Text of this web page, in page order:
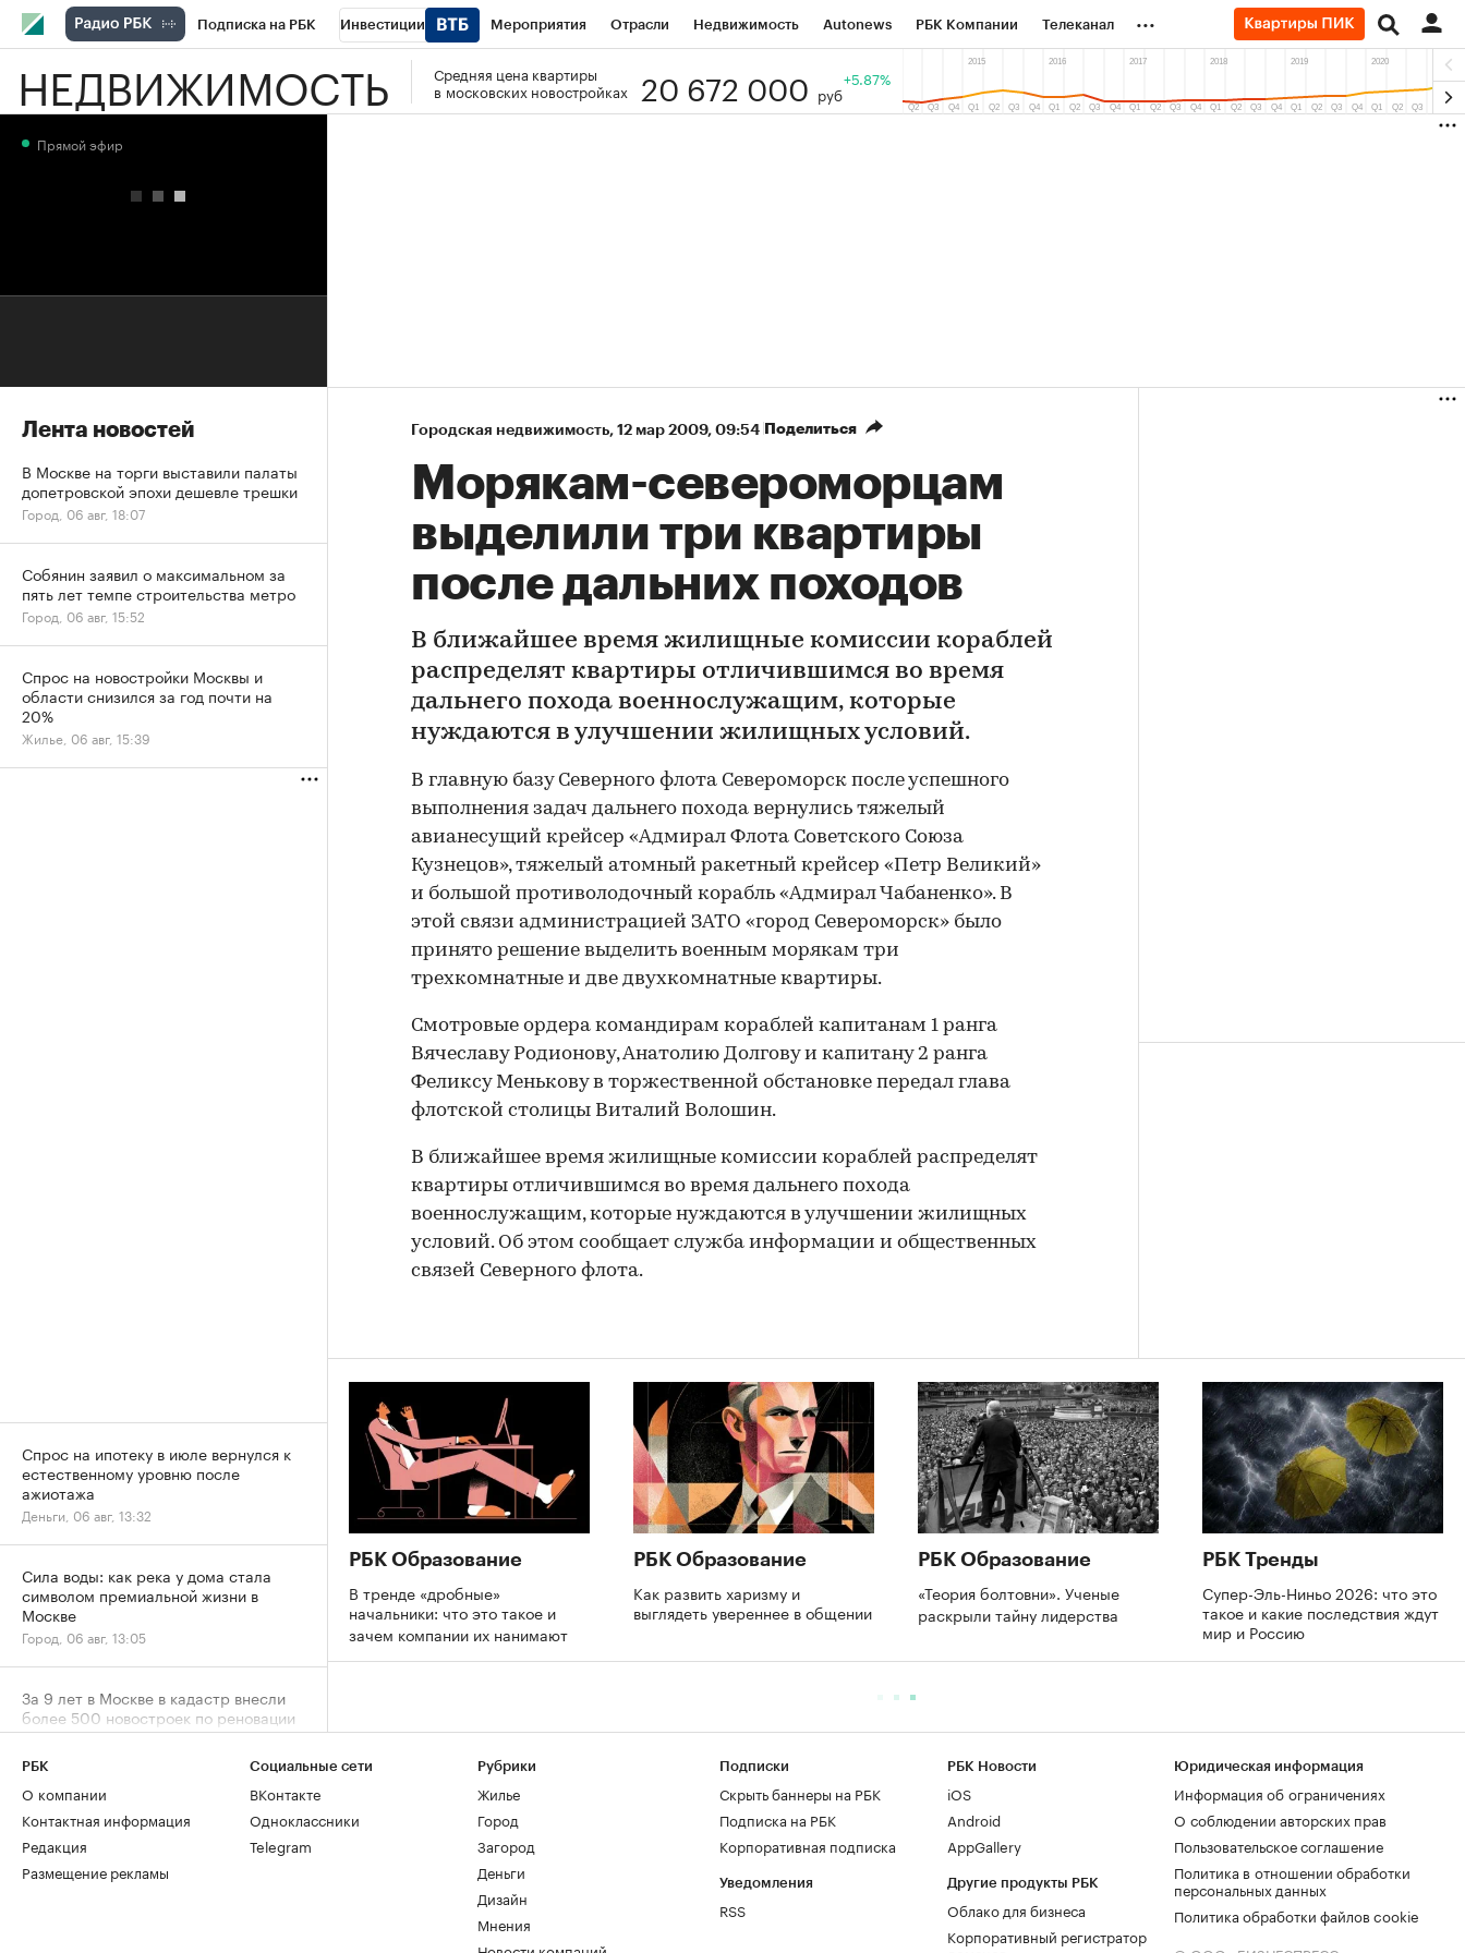
Подписка на РБК Инвестиции Мероприятия Отрасли Недвижимость Autonews РБК Компании Телеканал
РБК Вино Спорт Школа управления РБК РБК Образование Тренды
...
НЕДВИЖИМОСТЬ
Средняя цена квартиры
в московских новостройках
20 672 000 руб
+5.87%
Городская недвижимость⁠, 12 мар 2009, 09:54 Поделиться
Морякам-североморцам
выделили три квартиры
после дальних походов
В ближайшее время жилищные комиссии кораблей
распределят квартиры отличившимся во время
дальнего похода военнослужащим, которые
нуждаются в улучшении жилищных условий.
В главную базу Северного флота Североморск после успешного
выполнения задач дальнего похода вернулись тяжелый
авианесущий крейсер «Адмирал Флота Советского Союза
Кузнецов», тяжелый атомный ракетный крейсер «Петр Великий»
и большой противолодочный корабль «Адмирал Чабаненко». В
этой связи администрацией ЗАТО «город Североморск» было
принято решение выделить военным морякам три
трехкомнатные и две двухкомнатные квартиры.
Смотровые ордера командирам кораблей капитанам 1 ранга
Вячеславу Родионову, Анатолию Долгову и капитану 2 ранга
Феликсу Менькову в торжественной обстановке передал глава
флотской столицы Виталий Волошин.
В ближайшее время жилищные комиссии кораблей распределят
квартиры отличившимся во время дальнего похода
военнослужащим, которые нуждаются в улучшении жилищных
условий. Об этом сообщает служба информации и общественных
связей Северного флота.
РБК Образование
В тренде «дробные»
начальники: что это такое и
зачем компании их нанимают
РБК Образование
Как развить харизму и
выглядеть увереннее в общении
РБК Образование
«Теория болтовни». Ученые
раскрыли тайну лидерства
РБК Тренды
Супер-Эль-Ниньо 2026: что это
такое и какие последствия ждут
мир и Россию
Прямой эфир
Лента новостей
В Москве на торги выставили палаты
допетровской эпохи дешевле трешки
Город, 06 авг, 18:07
Собянин заявил о максимальном за
пять лет темпе строительства метро
Город, 06 авг, 15:52
Спрос на новостройки Москвы и
области снизился за год почти на
20%
Жилье, 06 авг, 15:39
Спрос на ипотеку в июле вернулся к
естественному уровню после
ажиотажа
Деньги, 06 авг, 13:32
Сила воды: как река у дома стала
символом премиальной жизни в
Москве
Город, 06 авг, 13:05
За 9 лет в Москве в кадастр внесли
более 500 новостроек по реновации
Город, 06 авг, 12:25
От каких материалов при ремонте
дома стоит отказаться в 2026 году
Дизайн, 06 авг, 11:47
РБК
О компании
Контактная информация
Редакция
Размещение рекламы
Социальные сети
ВКонтакте
Одноклассники
Telegram
Рубрики
Жилье
Город
Загород
Деньги
Дизайн
Мнения
Подписки
Скрыть баннеры на РБК
Подписка на РБК
Корпоративная подписка
Уведомления
RSS
РБК Новости
iOS
Android
AppGallery
Другие продукты РБК
Облако для бизнеса
Корпоративный регистратор
Юридическая информация
Информация об ограничениях
О соблюдении авторских прав
Пользовательское соглашение
Политика в отношении обработки
персональных данных
Политика обработки файлов cookie